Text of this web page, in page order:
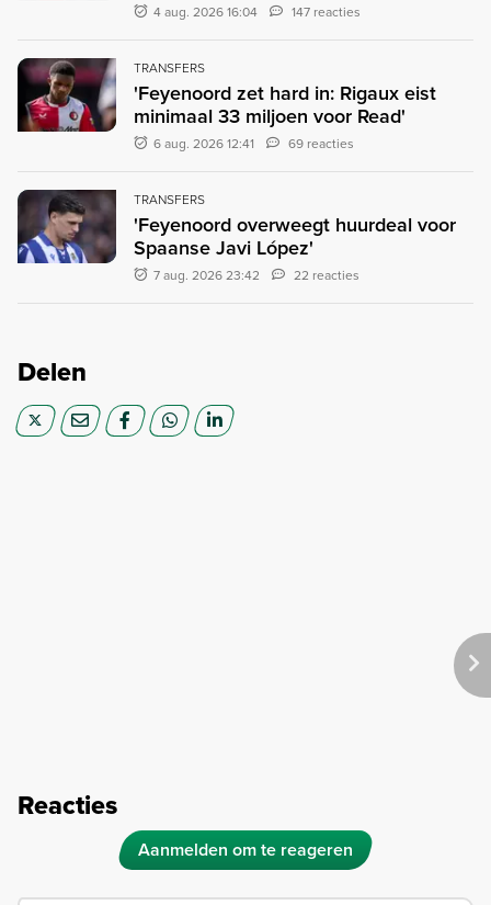
4 aug. 2026 16:04 147 reacties
TRANSFERS
'Feyenoord zet hard in: Rigaux eist
minimaal 33 miljoen voor Read'
6 aug. 2026 12:41 69 reacties
TRANSFERS
'Feyenoord overweegt huurdeal voor
Spaanse Javi López'
7 aug. 2026 23:42 22 reacties
Delen
Reacties
Aanmelden om te reageren